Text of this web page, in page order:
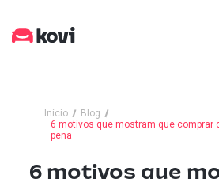
Início
Blog
6 motivos que mostram que comprar
pena
6 motivos que